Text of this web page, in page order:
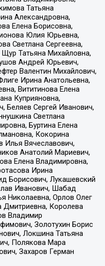
Татьяна
Александровна,
Елена Борисовна,
Юлия Юрьевна,
Светлана Сергеевна,
Татьяна Михайловна,
Андрей Юрьевич,
Валентин Михайлович,
Ирина Анатольевна,
Вититинова Елена
Куприяновна,
Беляев Сергей Иванович,
Светлана
Буртина Елена
Кокорина
Илья Вячеславович,
Анатолий Мариевич,
Елена Владимировна,
Ирина
Борисович, Лукашевский
Иванович, Шабад
Николаевна, Орлов Олег
Дмитриевна, Королева
Владимир
Золотухин Борис
Локшина Татьяна
Полякова Мара
Захаров Герман